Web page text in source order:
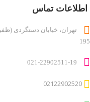
اطلاعات تماس
تهران، خیابان دستگردی
195
021-22902511-19